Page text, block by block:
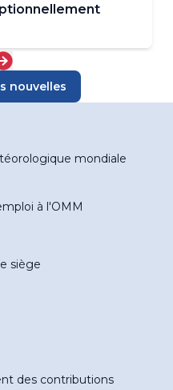
nouvelles
mondiale
à l'OMM
siège
des contributions